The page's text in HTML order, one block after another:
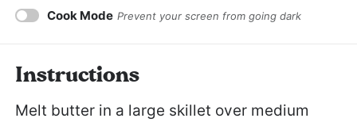
Cook Mode Prevent your screen from going dark
Instructions
Melt butter in a large skillet over medium